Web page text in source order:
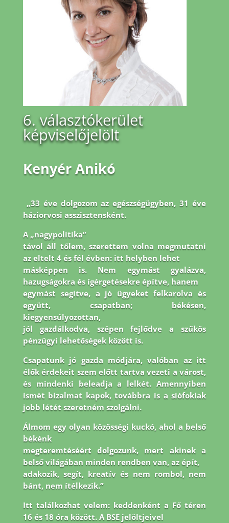
6. választókerület
képviselőjelölt
Kenyér Anikó
„33 éve dolgozom az egészségügyben, 31 éve
háziorvosi asszisztensként.
A „nagypolitika”
távol áll tőlem, szerettem volna megmutatni
az eltelt 4 és fél évben: itt helyben lehet
másképpen is. Nem egymást gyalázva,
hazugságokra és ígérgetésekre építve, hanem
egymást segítve, a jó ügyeket felkarolva és
együtt, csapatban; békésen,
kiegyensúlyozottan,
jól gazdálkodva, szépen fejlődve a szűkös
pénzügyi lehetőségek között is.
Csapatunk jó gazda módjára, valóban az itt
élők érdekeit szem előtt tartva vezeti a várost,
és mindenki beleadja a lelkét. Amennyiben
ismét bizalmat kapok, továbbra is a siófokiak
jobb létét szeretném szolgálni.
Álmom egy olyan közösségi kuckó, ahol a belső
békénk
megteremtéséért dolgozunk, mert akinek a
belső világában minden rendben van, az épít,
adakozik, segít, kreatív és nem rombol, nem
bánt, nem ítélkezik.”
Itt találkozhat velem: keddenként a Fő téren
16 és 18 óra között. A BSE jelöltjeivel